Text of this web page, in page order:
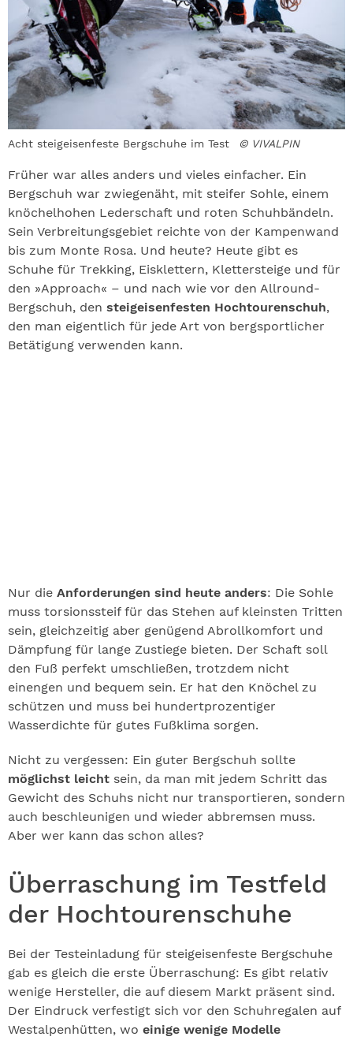
Acht steigeisenfeste Bergschuhe im Test © VIVALPIN
Früher war alles anders und vieles einfacher. Ein
Bergschuh war zwiegenäht, mit steifer Sohle, einem
knöchelhohen Lederschaft und roten Schuhbändeln.
Sein Verbreitungsgebiet reichte von der Kampenwand
bis zum Monte Rosa. Und heute? Heute gibt es
Schuhe für Trekking, Eisklettern, Klettersteige und für
den »Approach« – und nach wie vor den Allround-
Bergschuh, den steigeisenfesten Hochtourenschuh,
den man eigentlich für jede Art von bergsportlicher
Betätigung verwenden kann.
Nur die Anforderungen sind heute anders: Die Sohle
muss torsionssteif für das Stehen auf kleinsten Tritten
sein, gleichzeitig aber genügend Abrollkomfort und
Dämpfung für lange Zustiege bieten. Der Schaft soll
den Fuß perfekt umschließen, trotzdem nicht
einengen und bequem sein. Er hat den Knöchel zu
schützen und muss bei hundertprozentiger
Wasserdichte für gutes Fußklima sorgen.
Nicht zu vergessen: Ein guter Bergschuh sollte
möglichst leicht sein, da man mit jedem Schritt das
Gewicht des Schuhs nicht nur transportieren, sondern
auch beschleunigen und wieder abbremsen muss.
Aber wer kann das schon alles?
Überraschung im Testfeld
der Hochtourenschuhe
Bei der Testeinladung für steigeisenfeste Bergschuhe
gab es gleich die erste Überraschung: Es gibt relativ
wenige Hersteller, die auf diesem Markt präsent sind.
Der Eindruck verfestigt sich vor den Schuhregalen auf
Westalpenhütten, wo einige wenige Modelle